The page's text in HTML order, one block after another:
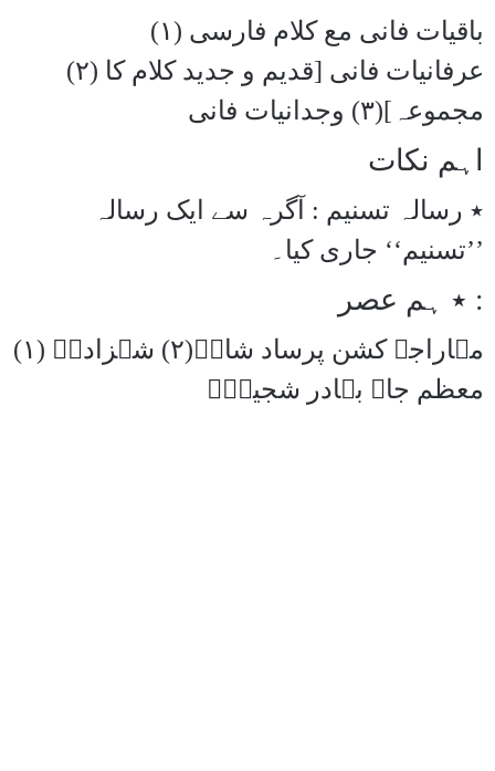
(۱) باقیات فانی مع کلام فارسی
(۲) عرفانیات فانی [قدیم و جدید کلام کا
مجموعہ](۳) وجدانیات فانی
اہم نکات
٭ رسالہ تسنیم : آگرہ سے ایک رسالہ
’’تسنیم‘‘ جاری کیا۔
٭ ہم عصر :
(۱) مہاراجہ کشن پرساد شادؔ(۲) شہزادۂ
معظم جاہ بہادر شجیعؔ۔